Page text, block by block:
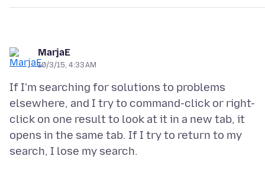
MarjaE
10/3/15, 4:33 AM
If I'm searching for solutions to problems
elsewhere, and I try to command-click or right-
click on one result to look at it in a new tab, it
opens in the same tab. If I try to return to my